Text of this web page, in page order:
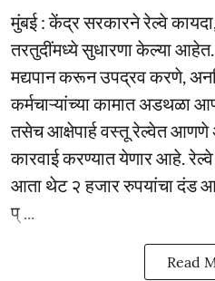
मुंबई : केंद्र सरकारने रेल्वे
तरतुदींमध्ये सुधारणा केल्या
मद्यपान करून उपद्रव करणे,
कर्मचाऱ्यांच्या कामात अडथळा
तसेच आक्षेपार्ह वस्तू रेल्वेत आणणे
कारवाई करण्यात येणार आहे.
आता थेट २ हजार रुपयांचा दंड
प् ...
Read